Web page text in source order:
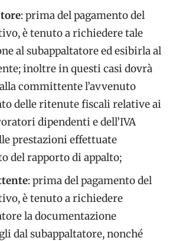
: prima del pagamento del
è tenuto a richiedere tale
al subappaltatore ed esibirla al
inoltre in questi casi dovrà
committente l’avvenuto
delle ritenute fiscali relative ai
dipendenti e dell’IVA
prestazioni effettuate
del rapporto di appalto;
: prima del pagamento del
è tenuto a richiedere
la documentazione
dal subappaltatore, nonché